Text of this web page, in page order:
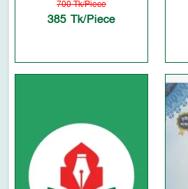
700 Tk/Piece
385 Tk/Piece